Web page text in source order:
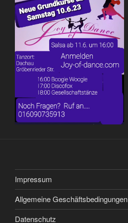
Impressum
Allgemeine Geschäftsbedingungen
Datenschutz